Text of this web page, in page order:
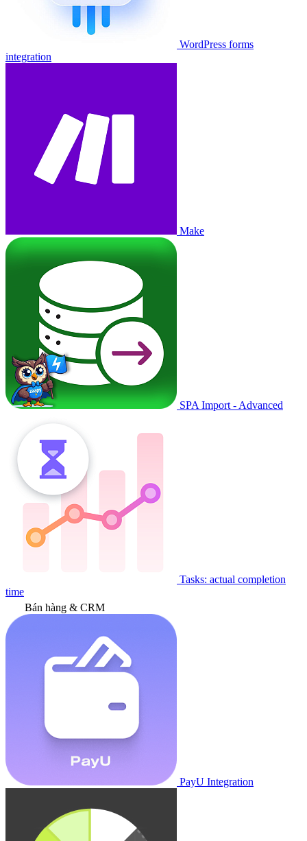
WordPress forms
integration
Make
SPA Import - Advanced
Tasks: actual completion
time
Bán hàng & CRM
PayU Integration